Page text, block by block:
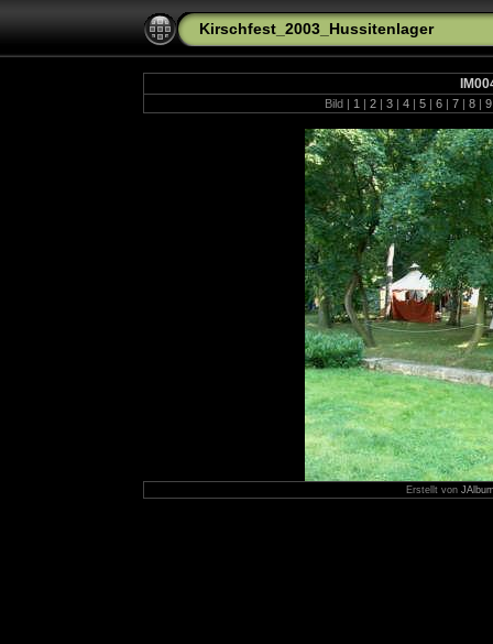
Kirschfest_2003_Hussitenlager
Bild | 1 | 2 | 3 | 4 | 5 | 6 | 7 | 8 |
Erstellt von